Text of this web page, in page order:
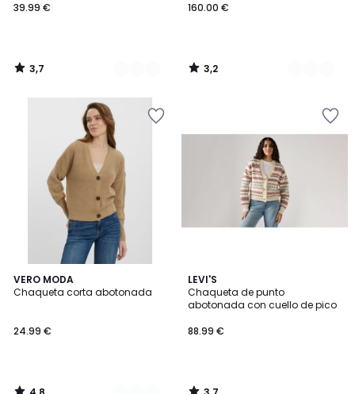
39.99 €
3,7
/
160.00 €
3,2
/
VERO MODA
Chaqueta corta abotonada
24.99 €
4,8
/ 5
2
Colores
LEVI'S
Chaqueta de punto
abotonada con cuello de pico
88.99 €
3,7
/ 5